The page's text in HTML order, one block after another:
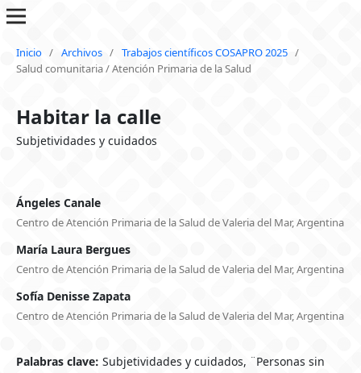
Inicio / Archivos / Trabajos científicos COSAPRO 2025 /
Salud comunitaria / Atención Primaria de la Salud
Habitar la calle
Subjetividades y cuidados
Ángeles Canale
Centro de Atención Primaria de la Salud de Valeria del Mar, Argentina
María Laura Bergues
Centro de Atención Primaria de la Salud de Valeria del Mar, Argentina
Sofía Denisse Zapata
Centro de Atención Primaria de la Salud de Valeria del Mar, Argentina
Palabras clave: Subjetividades y cuidados, ¨Personas sin